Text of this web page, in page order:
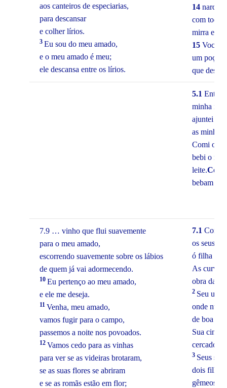
14 nardo
com todas
mirra e
15 Você é
um poço
que
aos canteiros de especiarias,
para descansar
e colher lírios.
3 Eu sou do meu amado,
e o meu amado é meu;
ele descansa entre os lírios.
5.1 Entrei
minha
ajuntei a
as minhas
Comi o
bebi o
leite.Coro:
bebam
7.9 … vinho que flui suavemente
para o meu amado,
escorrendo suavemente sobre os lábios
de quem já vai adormecendo.
10 Eu pertenço ao meu amado,
e ele me deseja.
11 Venha, meu amado,
vamos fugir para o campo,
passemos a noite nos povoados.
12 Vamos cedo para as vinhas
para ver se as videiras brotaram,
se as suas flores se abriram
e se as romãs estão em flor;
7.1 Como
os seus
ó filha do
As curvas
obra das
2 Seu
onde
de boa
Sua
cercado
3 Seus
dois
gêmeos